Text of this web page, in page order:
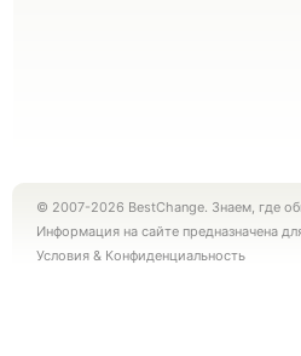
© 2007-2026 BestChange. Знаем, где
Информация на сайте предназначена
Условия & Конфиденциальность